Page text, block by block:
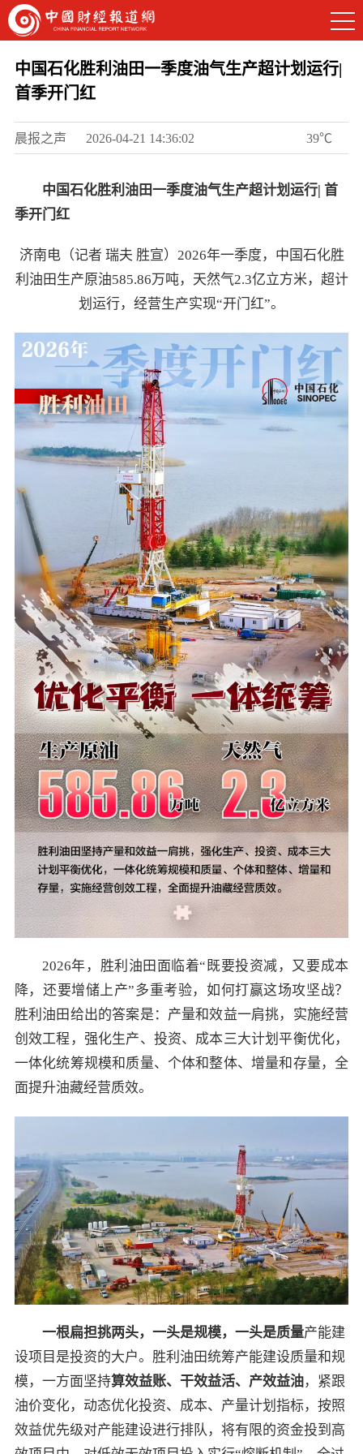
中国石化胜利油田一季度油气生产超计划运行|
首季开门红
晨报之声 2026-04-21 14:36:02 39℃
中国石化胜利油田一季度油气生产超计划运行| 首
季开门红
济南电（记者 瑞夫 胜宣）2026年一季度，中国石化胜
利油田生产原油585.86万吨，天然气2.3亿立方米，超计
划运行，经营生产实现“开门红”。
2026年，胜利油田面临着“既要投资减，又要成本
降，还要增储上产”多重考验，如何打赢这场攻坚战？
胜利油田给出的答案是：产量和效益一肩挑，实施经营
创效工程，强化生产、投资、成本三大计划平衡优化，
一体化统筹规模和质量、个体和整体、增量和存量，全
面提升油藏经营质效。
一根扁担挑两头，一头是规模，一头是质量产能建
设项目是投资的大户。胜利油田统筹产能建设质量和规
模，一方面坚持算效益账、干效益活、产效益油 ，紧跟
油价变化，动态优化投资、成本、产量计划指标，按照
效益优先级对产能建设进行排队，将有限的资金投到高